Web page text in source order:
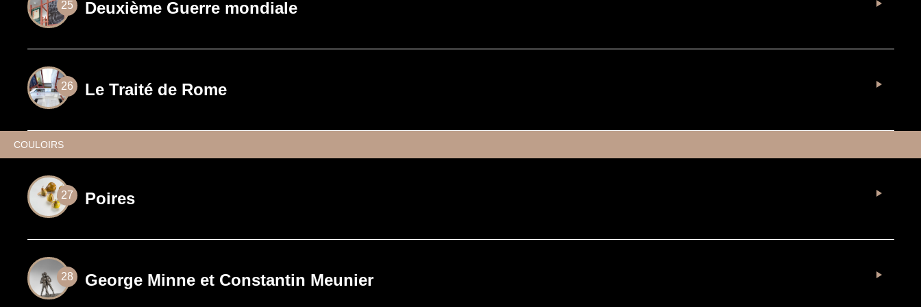
25 Deuxième Guerre mondiale
26 Le Traité de Rome
COULOIRS
27 Poires
28 George Minne et Constantin Meunier